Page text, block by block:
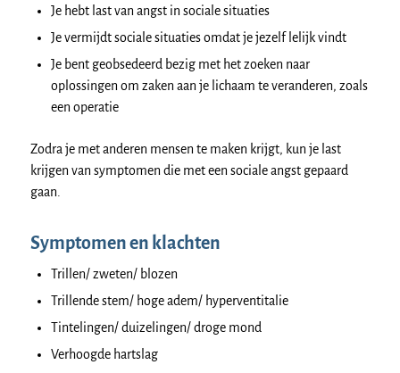
Je hebt last van angst in sociale situaties
Je vermijdt sociale situaties omdat je jezelf lelijk vindt
Je bent geobsedeerd bezig met het zoeken naar
oplossingen om zaken aan je lichaam te veranderen, zoals
een operatie
Zodra je met anderen mensen te maken krijgt, kun je last
krijgen van symptomen die met een sociale angst gepaard
gaan.
Symptomen en klachten
Trillen/ zweten/ blozen
Trillende stem/ hoge adem/ hyperventitalie
Tintelingen/ duizelingen/ droge mond
Verhoogde hartslag